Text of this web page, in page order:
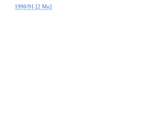
1990/91 [2 Mo]